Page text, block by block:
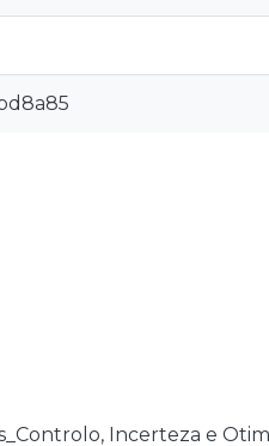
Incerteza e